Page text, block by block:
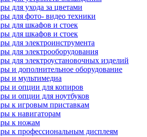
для ухода за цветами
для фото- видео техники
для шкафов и стоек
для шкафов и стоек
для электроинструмента
для электрооборудования
для электроустановочных изделий
и дополнительное оборудование
и мультимедиа
и опции для копиров
и опции для ноутбуков
к игровым приставкам
к навигаторам
к ножам
к профессиональным дисплеям